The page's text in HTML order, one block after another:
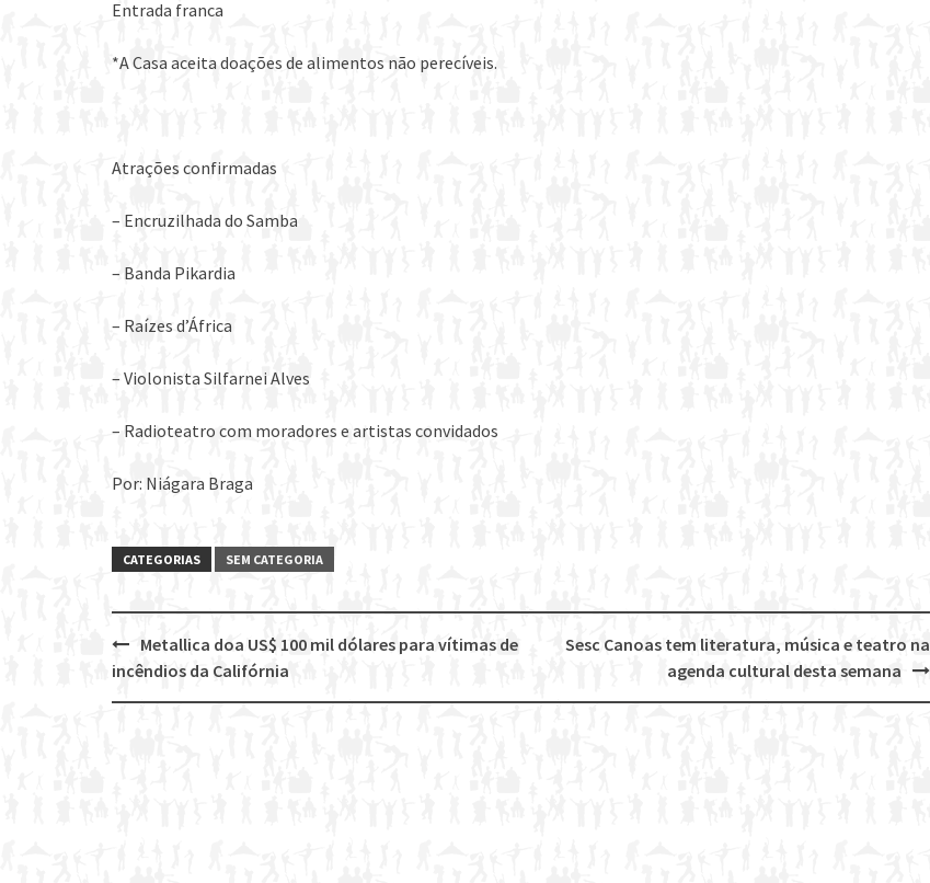
Entrada franca
*A Casa aceita doações de alimentos não perecíveis.
Atrações confirmadas
– Encruzilhada do Samba
– Banda Pikardia
– Raízes d’África
– Violonista Silfarnei Alves
– Radioteatro com moradores e artistas convidados
Por: Niágara Braga
CATEGORIAS SEM CATEGORIA
Post
navigation
Sesc Canoas tem literatura, música e teatro na
agenda cultural desta semana
Metallica doa US$ 100 mil dólares para vítimas de
incêndios da Califórnia